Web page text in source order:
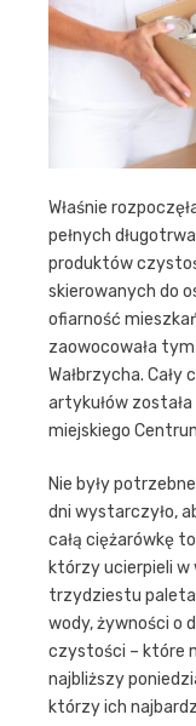
Właśnie
pełnych
produktów
skierowanych do
ofiarność
zaowocowała
Wałbrzycha.
artykułów
miejskiego
Nie były
dni wystarczyło,
całą ciężarówkę
którzy ucierpieli w
trzydziestu
wody, żywności o
czystości – które
najbliższy
którzy ich